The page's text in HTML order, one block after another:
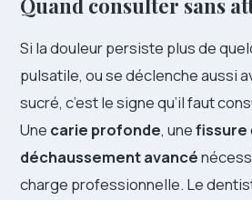
Quand consulter sans
Si la douleur persiste plus de
pulsatile, ou se déclenche aussi
sucré, c’est le signe qu’il faut
Une carie profonde, unefissure
déchaussement avancé
charge professionnelle. Le